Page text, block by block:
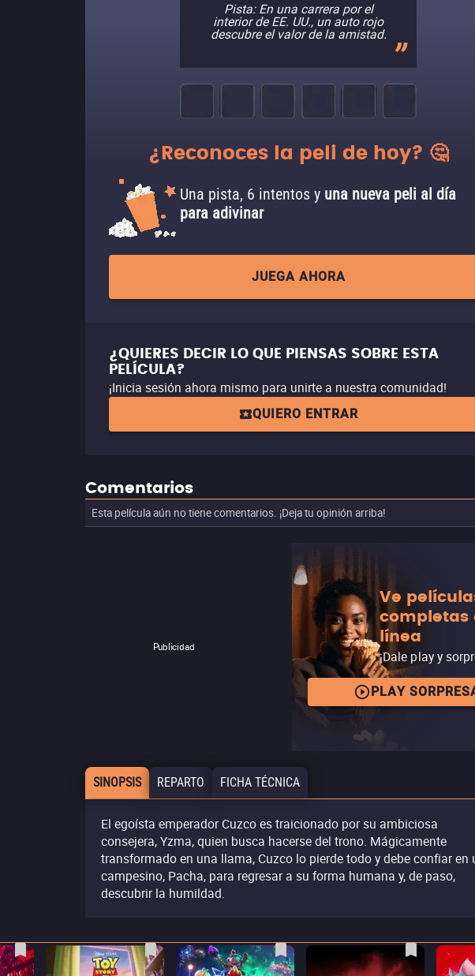
Pista: En una carrera por el
interior de EE. UU., un auto rojo
descubre el valor de la amistad.
¿Reconoces la peli de hoy? 🤔
Una pista, 6 intentos y una nueva peli al día
para adivinar
JUEGA AHORA
¿QUIERES DECIR LO QUE PIENSAS SOBRE ESTA
PELÍCULA?
¡Inicia sesión ahora mismo para unirte a nuestra comunidad!
QUIERO ENTRAR
Comentarios
Esta película aún no tiene comentarios. ¡Deja tu opinión arriba!
Publicidad
Ve
completas
línea
¡Dale play y
PLAY
SINOPSIS REPARTO FICHA TÉCNICA
El egoísta emperador Cuzco es traicionado por su ambiciosa
consejera, Yzma, quien busca hacerse del trono. Mágicamente
transformado en una llama, Cuzco lo pierde todo y debe confiar en
campesino, Pacha, para regresar a su forma humana y, de paso,
descubrir la humildad.